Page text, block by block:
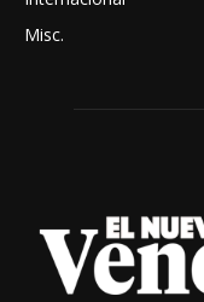
Misc.